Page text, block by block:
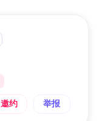
邀约 举报